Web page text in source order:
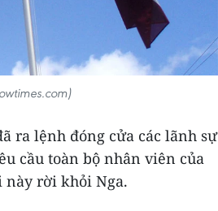
ra lệnh đóng cửa các lãnh sự
cầu toàn bộ nhân viên của
này rời khỏi Nga.